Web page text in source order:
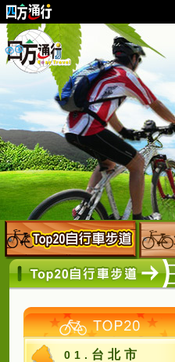
01. 台北市